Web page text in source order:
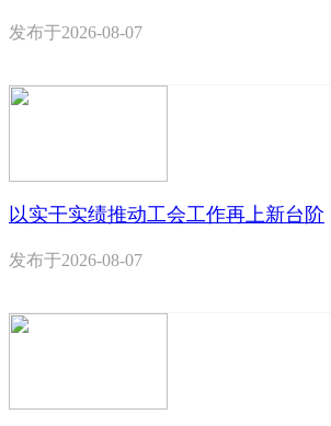
发布于2026-08-07
以实干实绩推动工会工作再上新台阶
发布于2026-08-07